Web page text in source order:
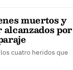
muertos y
por
cuatro heridos que